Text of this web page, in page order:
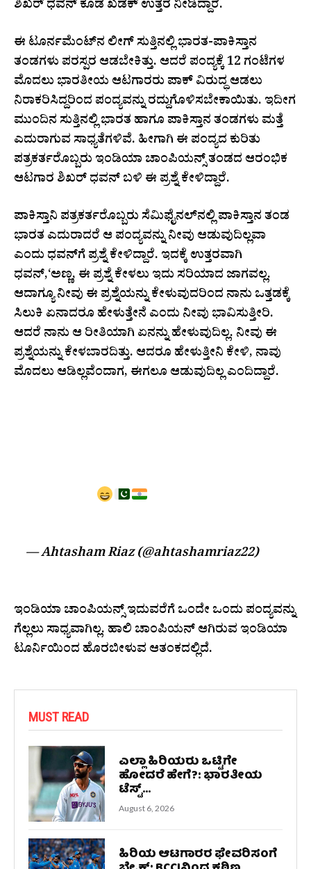
ಶಿಖರ್ ಧವನ್ ಕೂಡ ಖಡಕ್ ಉತ್ತರ ನೀಡಿದ್ದಾರೆ.
ಈ ಟೂರ್ನಮೆಂಟ್​ನ ಲೀಗ್ ಸುತ್ತಿನಲ್ಲಿ ಭಾರತ-ಪಾಕಿಸ್ತಾನ
ತಂಡಗಳು ಪರಸ್ಪರ ಆಡಬೇಕಿತ್ತು. ಆದರೆ ಪಂದ್ಯಕ್ಕೆ 12 ಗಂಟೆಗಳ
ಮೊದಲು ಭಾರತೀಯ ಆಟಗಾರರು ಪಾಕ್ ವಿರುದ್ಧ ಆಡಲು
ನಿರಾಕರಿಸಿದ್ದರಿಂದ ಪಂದ್ಯವನ್ನು ರದ್ದುಗೊಳಿಸಬೇಕಾಯಿತು. ಇದೀಗ
ಮುಂದಿನ ಸುತ್ತಿನಲ್ಲಿ ಭಾರತ ಹಾಗೂ ಪಾಕಿಸ್ತಾನ ತಂಡಗಳು ಮತ್ತೆ
ಎದುರಾಗುವ ಸಾಧ್ಯತೆಗಳಿವೆ. ಹೀಗಾಗಿ ಈ ಪಂದ್ಯದ ಕುರಿತು
ಪತ್ರಕರ್ತರೊಬ್ಬರು ಇಂಡಿಯಾ ಚಾಂಪಿಯನ್ಸ್ ತಂಡದ ಆರಂಭಿಕ
ಆಟಗಾರ ಶಿಖರ್ ಧವನ್ ಬಳಿ ಈ ಪ್ರಶ್ನೆ ಕೇಳಿದ್ದಾರೆ.
ಪಾಕಿಸ್ತಾನಿ ಪತ್ರಕರ್ತರೊಬ್ಬರು ಸೆಮಿಫೈನಲ್‌ನಲ್ಲಿ ಪಾಕಿಸ್ತಾನ ತಂಡ
ಭಾರತ ಎದುರಾದರೆ ಆ ಪಂದ್ಯವನ್ನು ನೀವು ಆಡುವುದಿಲ್ಲವಾ
ಎಂದು ಧವನ್‌ಗೆ ಪ್ರಶ್ನೆ ಕೇಳಿದ್ದಾರೆ. ಇದಕ್ಕೆ ಉತ್ತರವಾಗಿ
ಧವನ್,‘ಅಣ್ಣ, ಈ ಪ್ರಶ್ನೆ ಕೇಳಲು ಇದು ಸರಿಯಾದ ಜಾಗವಲ್ಲ.
ಆದಾಗ್ಯೂ ನೀವು ಈ ಪ್ರಶ್ನೆಯನ್ನು ಕೇಳುವುದರಿಂದ ನಾನು ಒತ್ತಡಕ್ಕೆ
ಸಿಲುಕಿ ಏನಾದರೂ ಹೇಳುತ್ತೇನೆ ಎಂದು ನೀವು ಭಾವಿಸುತ್ತೀರಿ.
ಆದರೆ ನಾನು ಆ ರೀತಿಯಾಗಿ ಏನನ್ನು ಹೇಳುವುದಿಲ್ಲ. ನೀವು ಈ
ಪ್ರಶ್ನೆಯನ್ನು ಕೇಳಬಾರದಿತ್ತು. ಆದರೂ ಹೇಳುತ್ತೀನಿ ಕೇಳಿ, ನಾವು
ಮೊದಲು ಆಡಿಲ್ಲವೆಂದಾಗ, ಈಗಲೂ ಆಡುವುದಿಲ್ಲ ಎಂದಿದ್ದಾರೆ.
— Ahtasham Riaz (@ahtashamriaz22)
ಇಂಡಿಯಾ ಚಾಂಪಿಯನ್ಸ್ ಇದುವರೆಗೆ ಒಂದೇ ಒಂದು ಪಂದ್ಯವನ್ನು
ಗೆಲ್ಲಲು ಸಾಧ್ಯವಾಗಿಲ್ಲ. ಹಾಲಿ ಚಾಂಪಿಯನ್ ಆಗಿರುವ ಇಂಡಿಯಾ
ಟೂರ್ನಿಯಿಂದ ಹೊರಬೀಳುವ ಆತಂಕದಲ್ಲಿದೆ.
MUST READ
ಎಲ್ಲಾ ಹಿರಿಯರು ಒಟ್ಟಿಗೇ
ಹೋದರೆ ಹೇಗೆ?: ಭಾರತೀಯ
ಟೆಸ್ಟ್...
August 6, 2026
ಹಿರಿಯ ಆಟಗಾರರ ಫೇವರಿಸಂಗೆ